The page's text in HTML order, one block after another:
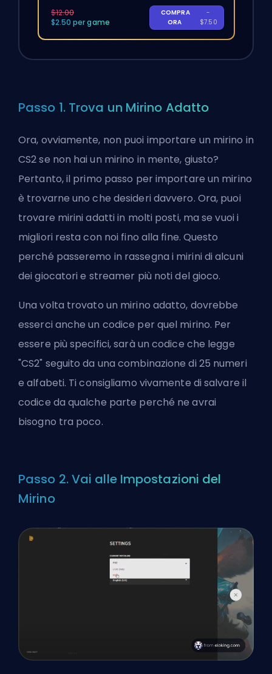
$12.00
$2.50 per game
COMPRA
ORA
-
$7.50
Passo 1. Trova un Mirino Adatto
Ora, ovviamente, non puoi importare un mirino in
CS2 se non hai un mirino in mente, giusto?
Pertanto, il primo passo per importare un mirino
è trovarne uno che desideri davvero. Ora, puoi
trovare mirini adatti in molti posti, ma se vuoi i
migliori resta con noi fino alla fine. Questo
perché passeremo in rassegna i mirini di alcuni
dei giocatori e streamer più noti del gioco.
Una volta trovato un mirino adatto, dovrebbe
esserci anche un codice per quel mirino. Per
essere più specifici, sarà un codice che legge
"CS2" seguito da una combinazione di 25 numeri
e alfabeti. Ti consigliamo vivamente di salvare il
codice da qualche parte perché ne avrai
bisogno tra poco.
Passo 2. Vai alle Impostazioni del
Mirino